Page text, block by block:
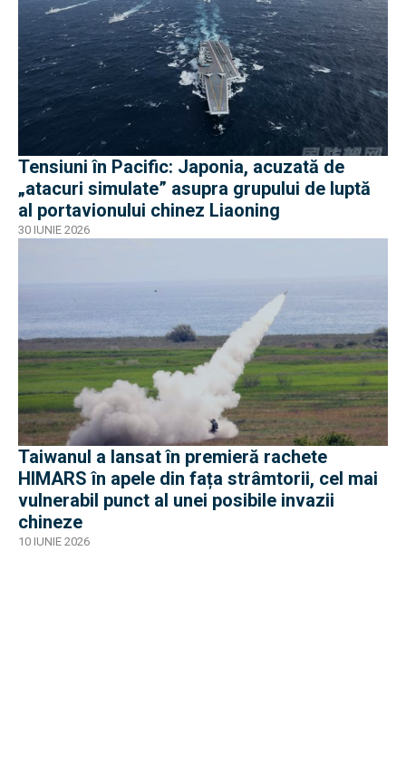
Tensiuni în Pacific: Japonia, acuzată de
„atacuri simulate” asupra grupului de luptă
al portavionului chinez Liaoning
30 IUNIE 2026
Taiwanul a lansat în premieră rachete
HIMARS în apele din fața strâmtorii, cel mai
vulnerabil punct al unei posibile invazii
chineze
10 IUNIE 2026